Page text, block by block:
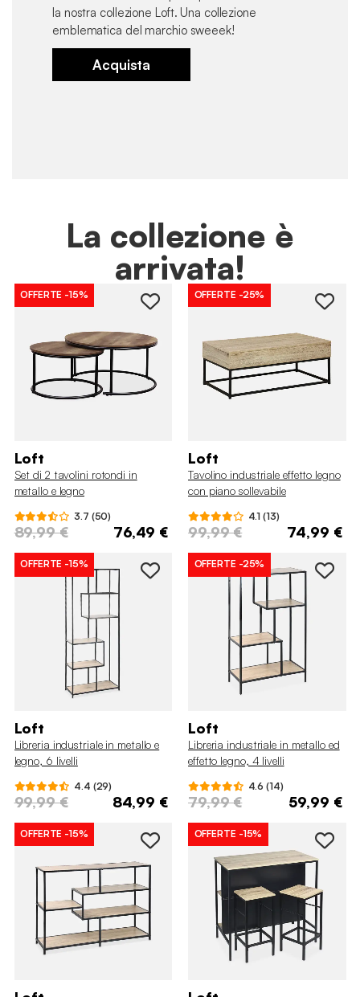
la nostra collezione Loft. Una collezione
emblematica del marchio sweeek!
Acquista
La collezione è
arrivata!
OFFERTE -15%
Loft
Set di 2 tavolini rotondi in
metallo e legno
3.7 (50)
89,99 € 76,49 €
OFFERTE -25%
Loft
Tavolino industriale effetto legno
con piano sollevabile
4.1 (13)
99,99 € 74,99 €
OFFERTE -15%
Loft
Libreria industriale in metallo e
legno, 6 livelli
4.4 (29)
99,99 € 84,99 €
OFFERTE -25%
Loft
Libreria industriale in metallo ed
effetto legno, 4 livelli
4.6 (14)
79,99 € 59,99 €
OFFERTE -15% OFFERTE -15%